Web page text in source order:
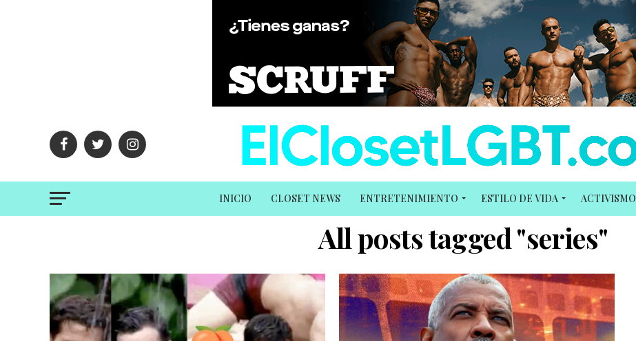
INICIO CLOSET NEWS ENTRETENIMIENTO ESTILO DE VIDA ACTIVISMO
All posts tagged "series"